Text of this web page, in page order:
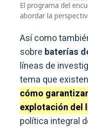
El programa del
abordar la
Así como
sobre baterías
líneas de
tema que
cómo
explotación del
política integral